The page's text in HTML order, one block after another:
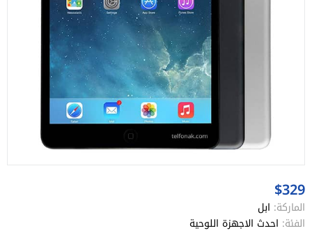
$329
الماركة: ابل
الفئة: احدث الاجهزة اللوحية